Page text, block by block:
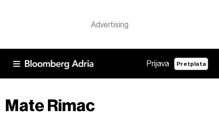
Prijava Pretplata
Mate Rimac